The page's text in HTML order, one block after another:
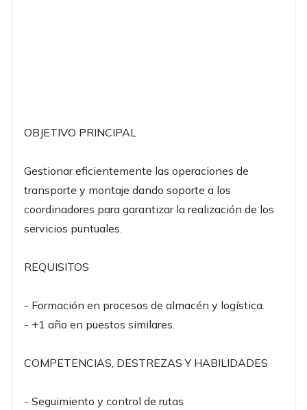
OBJETIVO PRINCIPAL
Gestionar eficientemente las operaciones de
transporte y montaje dando soporte a los
coordinadores para garantizar la realización de los
servicios puntuales.
REQUISITOS
- Formación en procesos de almacén y logística.
- +1 año en puestos similares.
COMPETENCIAS, DESTREZAS Y HABILIDADES
- Seguimiento y control de rutas